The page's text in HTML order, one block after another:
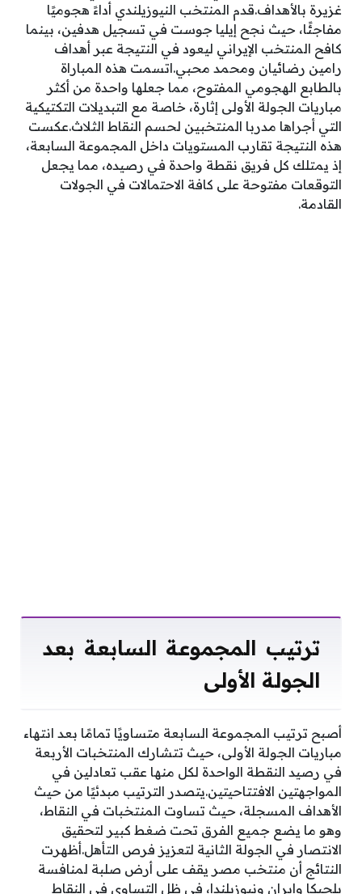
غزيرة بالأهداف.قدم المنتخب النيوزيلندي أداءً هجوميًا
مفاجئًا، حيث نجح إيليا جوست في تسجيل هدفين، بينما
كافح المنتخب الإيراني ليعود في النتيجة عبر أهداف
رامين رضائيان ومحمد محبي.اتسمت هذه المباراة
بالطابع الهجومي المفتوح، مما جعلها واحدة من أكثر
مباريات الجولة الأولى إثارة، خاصة مع التبديلات التكتيكية
التي أجراها مدربا المنتخبين لحسم النقاط الثلاث.عكست
هذه النتيجة تقارب المستويات داخل المجموعة السابعة،
إذ يمتلك كل فريق نقطة واحدة في رصيده، مما يجعل
التوقعات مفتوحة على كافة الاحتمالات في الجولات
القادمة.
ترتيب المجموعة السابعة بعد
الجولة الأولى
أصبح ترتيب المجموعة السابعة متساويًا تمامًا بعد انتهاء
مباريات الجولة الأولى، حيث تتشارك المنتخبات الأربعة
في رصيد النقطة الواحدة لكل منها عقب تعادلين في
المواجهتين الافتتاحيتين.يتصدر الترتيب مبدئيًا من حيث
الأهداف المسجلة، حيث تساوت المنتخبات في النقاط،
وهو ما يضع جميع الفرق تحت ضغط كبير لتحقيق
الانتصار في الجولة الثانية لتعزيز فرص التأهل.أظهرت
النتائج أن منتخب مصر يقف على أرض صلبة لمنافسة
بلجيكا وإيران ونيوزيلندا، في ظل التساوي في النقاط